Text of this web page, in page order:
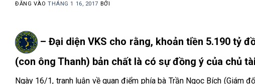
ĐĂNG VÀOTHÁNG 1 16, 2017 BỞI
– Đại diện VKS cho rằng, khoản tiền 5.190 tỷ
(con ông Thanh) bản chất là có sự đồng ý của chủ
Ngày 16/1, tranh luận về quan điểm phía bà Trần Ngọc Bích (Giám